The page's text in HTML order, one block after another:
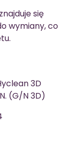
się
wymiany, co
3D
(G/N 3D)